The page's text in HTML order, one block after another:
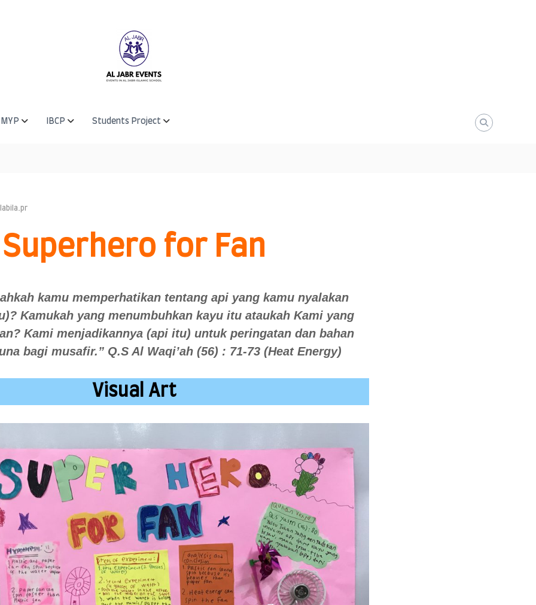
IBCP Students Project
Superhero for Fan
kamu memperhatikan tentang api yang kamu nyalakan
Kamukah yang menumbuhkan kayu itu ataukah Kami yang
Kami menjadikannya (api itu) untuk peringatan dan bahan
bagi musafir.” Q.S Al Waqi’ah (56) : 71-73 (Heat Energy)
Visual Art